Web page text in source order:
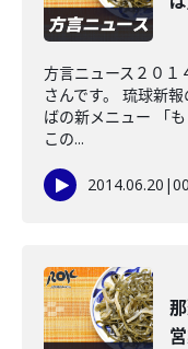
方言ニュース２０１
さんです。 琉球新
ばの新メニュー 「
この...
2014.06.20 |